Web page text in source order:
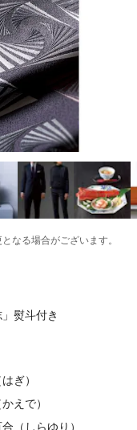
なる場合がございます。
」熨斗付き
ぎ）
えで）
（しらゆり）